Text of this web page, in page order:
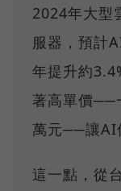
2024年大型
服器，預計
年提升約
著高單價──
萬元──讓AI
這一點，從